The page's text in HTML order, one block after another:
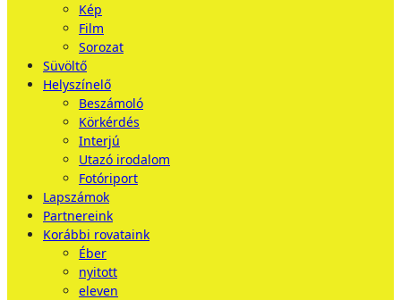
Kép
Film
Sorozat
Süvöltő
Helyszínelő
Beszámoló
Körkérdés
Interjú
Utazó irodalom
Fotóriport
Lapszámok
Partnereink
Korábbi rovataink
Éber
nyitott
eleven